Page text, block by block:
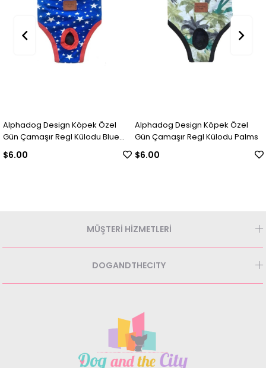
Design Köpek Özel
Çamaşır Regl Külodu Blue
Alphadog Design Köpek Özel
Gün Çamaşır Regl Külodu Palms
$6.00
Bel
MÜŞTERİ HİZMETLERİ
DOGANDTHECITY